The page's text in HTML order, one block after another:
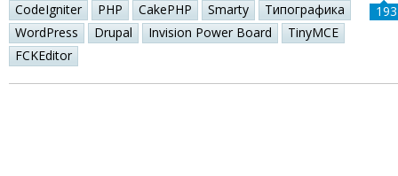
CodeIgniter PHP CakePHP Smarty
Типографика
WordPress
Drupal Invision Power Board
TinyMCE
FCKEditor